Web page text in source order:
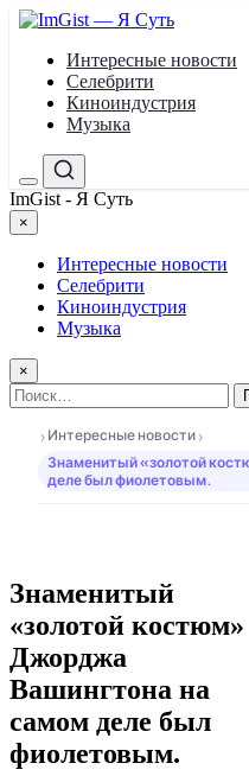
Перейти
содержимому
Интересные новости
Селебрити
Киноиндустрия
Музыка
МенюПоиск
ImGist - Я Суть
×
Закрыть
менюИнтересные новости
Селебрити
Киноиндустрия
Музыка
×
Найти:
› Интересные новости ›
Знаменитый «золотой
деле был фиолетовым.
Знаменитый
«золотой костюм»
Джорджа
Вашингтона на
самом деле был
фиолетовым.